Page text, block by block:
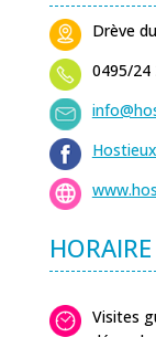
Drève
0495/24
HORAIRE
Visites